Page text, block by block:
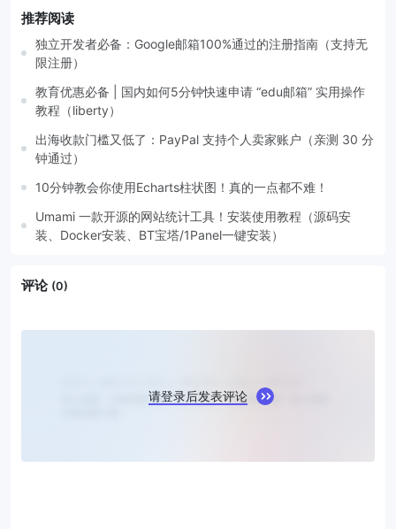
推荐阅读
独立开发者必备：Google邮箱100%通过的注册指南（支持无
限注册）
教育优惠必备 | 国内如何5分钟快速申请 “edu邮箱” 实用操作
教程（liberty）
出海收款门槛又低了：PayPal 支持个人卖家账户（亲测 30 分
钟通过）
10分钟教会你使用Echarts柱状图！真的一点都不难！
Umami 一款开源的网站统计工具！安装使用教程（源码安
装、Docker安装、BT宝塔/1Panel一键安装）
评论 (0)
请登录后发表评论